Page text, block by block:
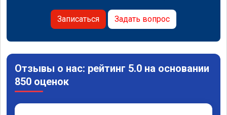
Записаться Задать вопрос
Отзывы о нас: рейтинг 5.0 на основании
850 оценок